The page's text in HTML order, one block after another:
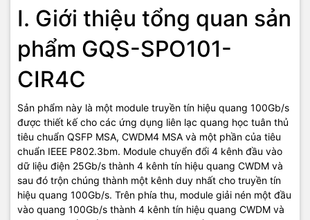
I. Giới thiệu tổng quan sản
phẩm GQS-SPO101-
CIR4C
Sản phẩm này là một module truyền tín hiệu quang 100Gb/s
được thiết kế cho các ứng dụng liên lạc quang học tuân thủ
tiêu chuẩn QSFP MSA, CWDM4 MSA và một phần của tiêu
chuẩn IEEE P802.3bm. Module chuyển đổi 4 kênh đầu vào
dữ liệu điện 25Gb/s thành 4 kênh tín hiệu quang CWDM và
sau đó trộn chúng thành một kênh duy nhất cho truyền tín
hiệu quang 100Gb/s. Trên phía thu, module giải nén một đầu
vào quang 100Gb/s thành 4 kênh tín hiệu quang CWDM và